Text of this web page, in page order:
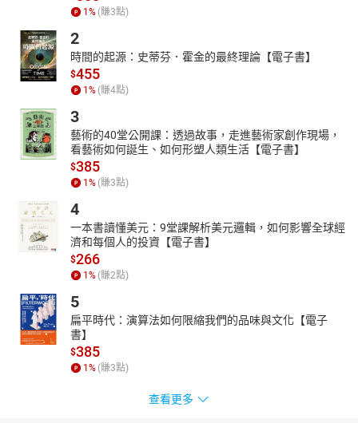
1% (賺3點)
2
時間的起源：史蒂芬．霍金的最終理論【電子書】
$455
1% (賺4點)
3
藝術的40堂公開課：透過故事，走進藝術家創作現場，
看藝術如何誕生、如何形塑人類生活【電子書】
$385
1% (賺3點)
4
一本書讀懂美元：9堂課解析美元邏輯，如何影響全球經
濟和每個人的投資【電子書】
$266
1% (賺2點)
5
扁平時代：演算法如何限縮我們的品味與文化【電子
書】
$385
1% (賺3點)
查看更多